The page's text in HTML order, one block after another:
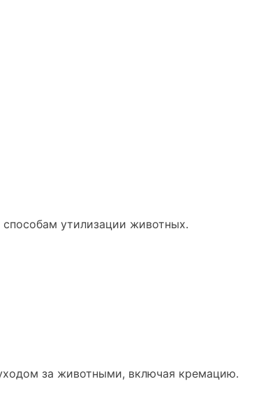
способам утилизации животных.
за животными, включая кремацию.